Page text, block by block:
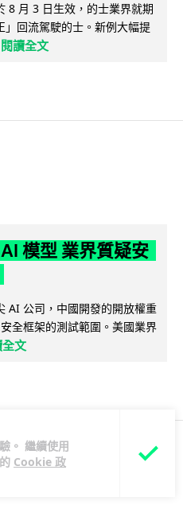
。 繼續使用
Cookie 政
8 月 3 日生效，的士業界就期
回流駕駛的士。新例大幅提
閱讀全文
模型 業界質疑安
AI 公司，中國開發的開放權重
全框架的測試範圍。美國業界
文